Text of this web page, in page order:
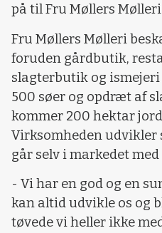
på til Fru Møllers Mølleri
Fru Møllers Mølleri
foruden gårdbutik,
slagterbutik og
500 søer og opdræt af
kommer 200 hektar
Virksomheden udvikler
går selv i markedet med
- Vi har en god og en
kan altid udvikle os og
tøvede vi heller ikke